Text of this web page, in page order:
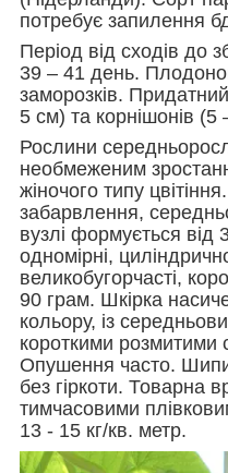
потребує запилення
Період від сходів до
39 – 41 день.
заморозків.
5 см) та корнішонів (5
Рослини
необмеженим
жіночого типу
забарвлення,
вузлі формується від
одномірні,
великобугорчасті,
90 грам. Шкірка
кольору, із
короткими розмитими
Опушення часто.
без гіркоти. Товарна
тимчасовими
13 - 15 кг/кв. метр.